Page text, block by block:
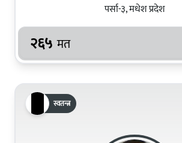
पर्सा-३, मधेश प्रदेश
२६५ मत
स्वतन्त्र